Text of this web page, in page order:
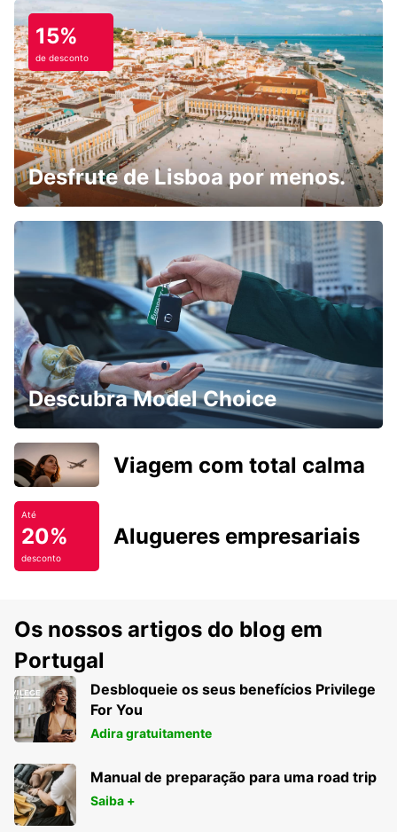
15%
de desconto
Desfrute de Lisboa por menos.
Descubra Model Choice
Viagem com total calma
Até
20%
desconto
Alugueres empresariais
Os nossos artigos do blog em
Portugal
Desbloqueie os seus benefícios Privilege
For You
Adira gratuitamente
Manual de preparação para uma road trip
Saiba +